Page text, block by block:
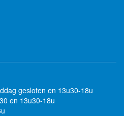
gesloten en 13u30-18u
en 13u30-18u